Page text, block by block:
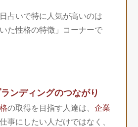
占いで特に人気が高いのは
た性格の特徴」コーナーで
ンディングのつながり
の取得を目指す人達は、企業
事にしたい人だけではなく、